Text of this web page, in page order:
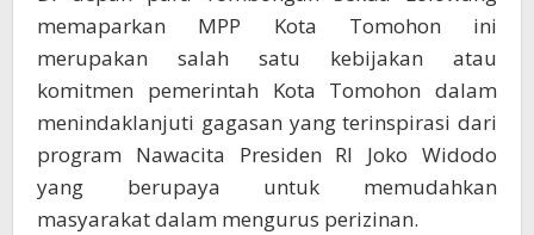
memaparkan MPP Kota Tomohon ini
merupakan salah satu kebijakan atau
komitmen pemerintah Kota Tomohon dalam
menindaklanjuti gagasan yang terinspirasi dari
program Nawacita Presiden RI Joko Widodo
yang berupaya untuk memudahkan
masyarakat dalam mengurus perizinan.